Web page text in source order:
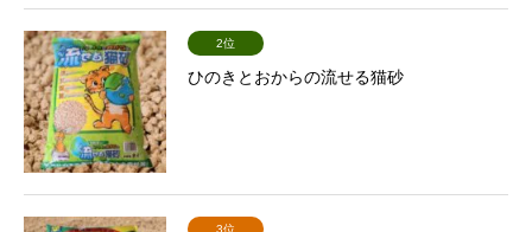
2位
ひのきとおからの流せる猫砂